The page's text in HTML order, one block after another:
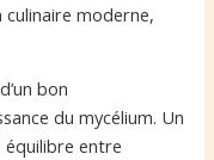
moderne,
bon
du mycélium. Un
équilibre entre